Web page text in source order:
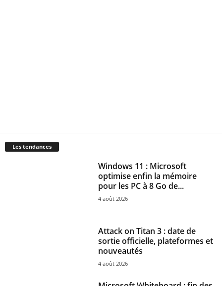
Les tendances
Windows 11 : Microsoft
optimise enfin la mémoire
pour les PC à 8 Go de...
4 août 2026
Attack on Titan 3 : date de
sortie officielle, plateformes et
nouveautés
4 août 2026